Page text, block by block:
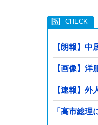
【朗報】
【画像】
【速報】
「高市総